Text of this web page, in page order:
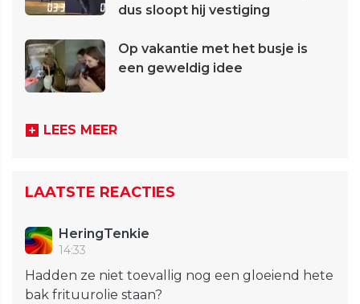
dus sloopt hij vestiging
Op vakantie met het busje is
een geweldig idee
LEES MEER
LAATSTE REACTIES
HeringTenkie
14:33
Hadden ze niet toevallig nog een gloeiend hete
bak frituurolie staan?